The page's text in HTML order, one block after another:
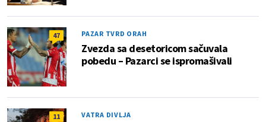
47 PAZAR TVRD ORAH
Zvezda sa desetoricom sačuvala
pobedu – Pazarci se ispromašivali
11 VATRA DIVLJA